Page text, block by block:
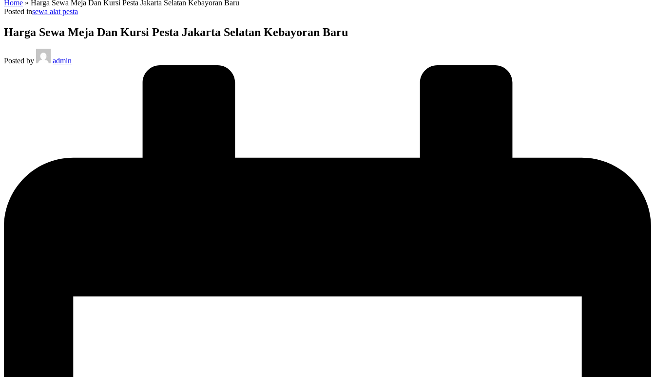
Home » Harga Sewa Meja Dan Kursi Pesta Jakarta Selatan Kebayoran Baru
Posted insewa alat pesta
Harga Sewa Meja Dan Kursi Pesta Jakarta Selatan Kebayoran Baru
Posted by admin